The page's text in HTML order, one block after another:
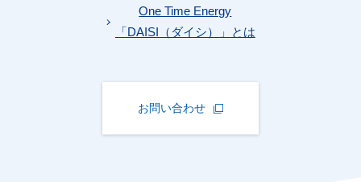
One Time Energy
「DAISI（ダイシ）」とは
お問い合わせ